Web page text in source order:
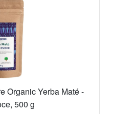
Organic Yerba Maté -
500 g